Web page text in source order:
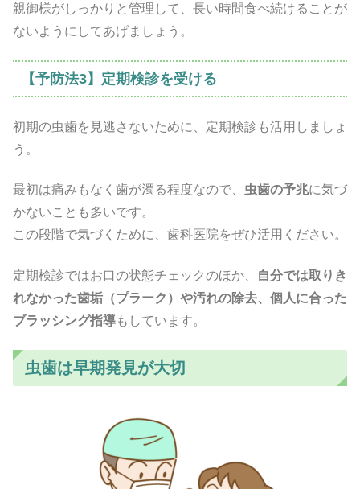
親御様がしっかりと管理して、長い時間食べ続けることが
ないようにしてあげましょう。
【予防法3】定期検診を受ける
初期の虫歯を見逃さないために、定期検診も活用しましょ
う。
最初は痛みもなく歯が濁る程度なので、 虫歯の予兆に気づ
かないことも多いです。
この段階で気づくために、歯科医院をぜひ活用ください。
定期検診ではお口の状態チェックのほか、
自分では取りき
れなかった歯垢（プラーク）や汚れの除去、個人に合った
ブラッシング指導もしています。
虫歯は早期発見が大切